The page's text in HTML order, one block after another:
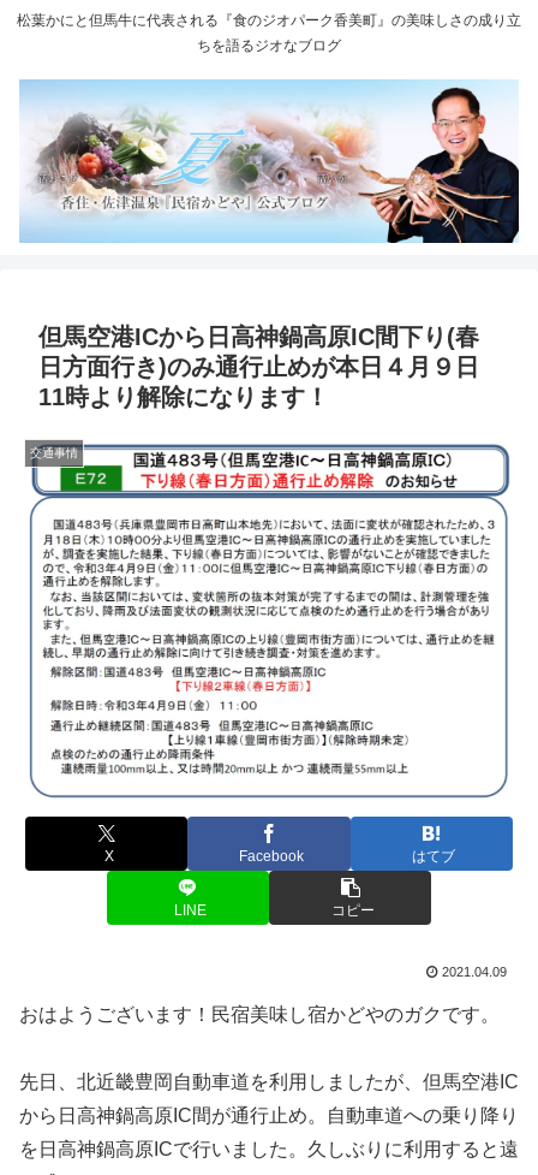
松葉かにと但馬牛に代表される『食のジオパーク香美町』の美味しさの成り立
ちを語るジオなブログ
但馬空港ICから日高神鍋高原IC間下り(春
日方面行き)のみ通行止めが本日４月９日
11時より解除になります！
交通事情
X Facebook はてブ
LINE コピー
2021.04.09
おはようございます！民宿美味し宿かどやのガクです。
先日、北近畿豊岡自動車道を利用しましたが、但馬空港IC
から日高神鍋高原IC間が通行止め。自動車道への乗り降り
を日高神鍋高原ICで行いました。久しぶりに利用すると遠